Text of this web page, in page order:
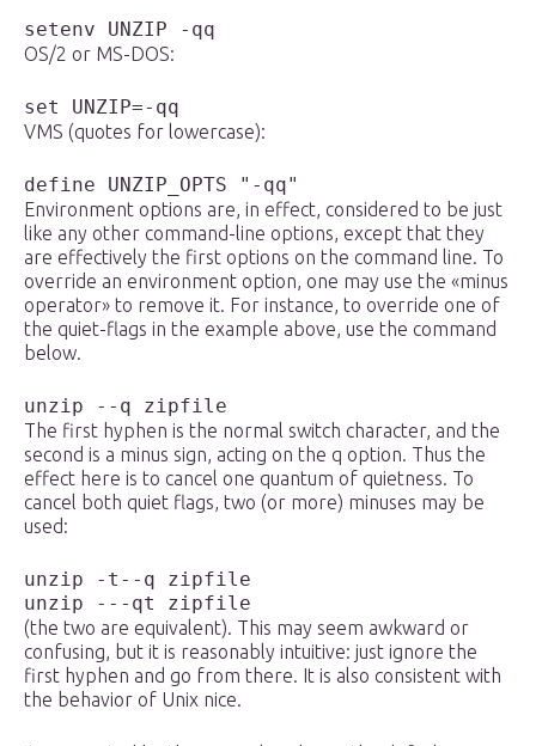
setenv UNZIP -qq
OS/2 or MS-DOS:
set UNZIP=-qq
VMS (quotes for lowercase):
define UNZIP_OPTS "-qq"
Environment options are, in effect, considered to be just
like any other command-line options, except that they
are effectively the first options on the command line. To
override an environment option, one may use the «minus
operator» to remove it. For instance, to override one of
the quiet-flags in the example above, use the command
below.
unzip --q zipfile
The first hyphen is the normal switch character, and the
second is a minus sign, acting on the q option. Thus the
effect here is to cancel one quantum of quietness. To
cancel both quiet flags, two (or more) minuses may be
used:
unzip -t--q zipfile
unzip ---qt zipfile
(the two are equivalent). This may seem awkward or
confusing, but it is reasonably intuitive: just ignore the
first hyphen and go from there. It is also consistent with
the behavior of Unix nice.